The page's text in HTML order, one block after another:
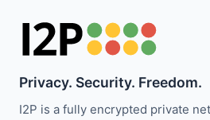
Privacy. Security. Freedom.
I2P is a fully encrypted private